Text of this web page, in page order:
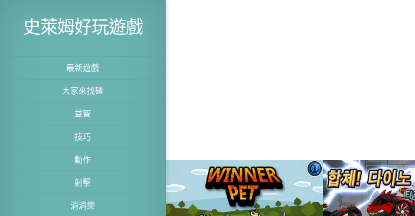
史萊姆好玩遊戲
最新遊戲
大家來找碴
益智
技巧
動作
射擊
消消樂